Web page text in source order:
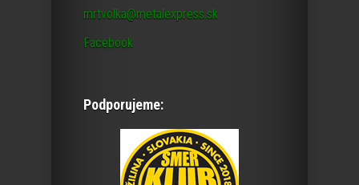
mrtvolka@metalexpress.sk
Facebook
Podporujeme: